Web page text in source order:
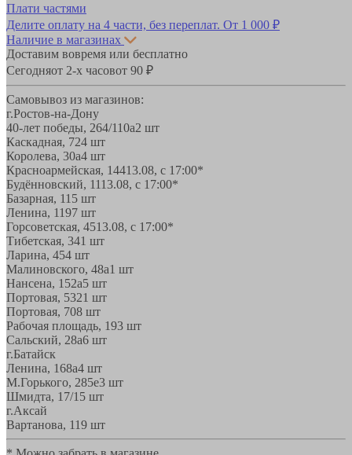
Плати частями
Делите оплату на 4 части, без переплат. От 1 000 ₽
Наличие в магазинах
Доставим вовремя или бесплатно
Сегодняот 2-х часовот 90 ₽
Самовывоз из магазинов:
г.Ростов-на-Дону
40-лет победы, 264/110а2 шт
Каскадная, 724 шт
Королева, 30а4 шт
Красноармейская, 14413.08, с 17:00*
Будённовский, 1113.08, с 17:00*
Базарная, 11 5 шт
Ленина, 1197 шт
Горсоветская, 4513.08, с 17:00*
Тибетская, 341 шт
Ларина, 454 шт
Малиновского, 48а1 шт
Нансена, 152а5 шт
Портовая, 5321 шт
Портовая, 708 шт
Рабочая площадь, 193 шт
Сальский, 28a6 шт
г.Батайск
Ленина, 168а4 шт
М.Горького, 285е3 шт
Шмидта, 17/1 5 шт
г.Аксай
Вартанова, 119 шт